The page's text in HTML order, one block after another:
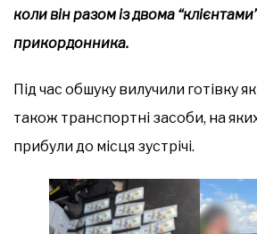
коли він разом із двома
прикордонника.
Під час обшуку вилучили готівку
також транспортні засоби, на
прибули до місця зустрічі.